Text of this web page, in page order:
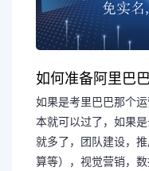
如何准备阿里巴
如果是考里巴巴那个
本就可以过了，如果
就多了，团队建设，
算等），视觉营销，数